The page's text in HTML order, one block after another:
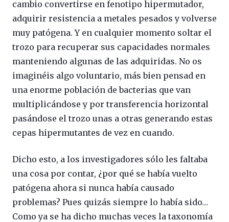
cambio convertirse en fenotipo hipermutador,
adquirir resistencia a metales pesados y volverse
muy patógena. Y en cualquier momento soltar el
trozo para recuperar sus capacidades normales
manteniendo algunas de las adquiridas. No os
imaginéis algo voluntario, más bien pensad en
una enorme población de bacterias que van
multiplicándose y por transferencia horizontal
pasándose el trozo unas a otras generando estas
cepas hipermutantes de vez en cuando.
Dicho esto, a los investigadores sólo les faltaba
una cosa por contar, ¿por qué se había vuelto
patógena ahora si nunca había causado
problemas? Pues quizás siempre lo había sido…
Como ya se ha dicho muchas veces la taxonomía